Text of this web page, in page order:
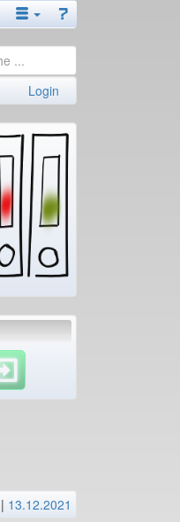
Login
| 13.12.2021